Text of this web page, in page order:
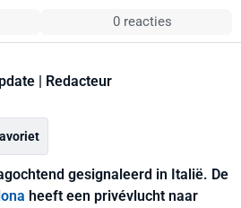
0 reacties
| Redacteur
gesignaleerd in Italië. De
heeft een privévlucht naar